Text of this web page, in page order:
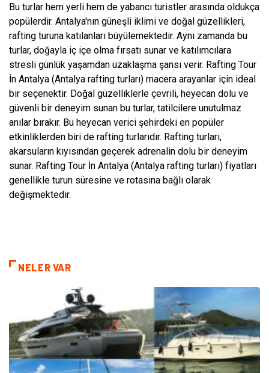
Bu turlar hem yerli hem de yabancı turistler arasında oldukça
popülerdir. Antalya'nın güneşli iklimi ve doğal güzellikleri,
rafting turuna katılanları büyülemektedir. Aynı zamanda bu
turlar, doğayla iç içe olma fırsatı sunar ve katılımcılara
stresli günlük yaşamdan uzaklaşma şansı verir. Rafting Tour
İn Antalya (Antalya rafting turları) macera arayanlar için ideal
bir seçenektir. Doğal güzelliklerle çevrili, heyecan dolu ve
güvenli bir deneyim sunan bu turlar, tatilcilere unutulmaz
anılar bırakır. Bu heyecan verici şehirdeki en popüler
etkinliklerden biri de rafting turlarıdır. Rafting turları,
akarsuların kıyısından geçerek adrenalin dolu bir deneyim
sunar. Rafting Tour İn Antalya (Antalya rafting turları) fiyatları
genellikle turun süresine ve rotasına bağlı olarak
değişmektedir.
NELER VAR